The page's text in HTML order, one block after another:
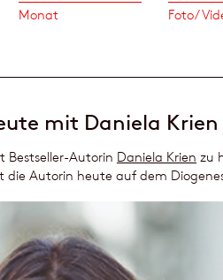
Monat Foto/
mit Daniela Krien
Bestseller-Autorin Daniela Krien zu
Autorin heute auf dem